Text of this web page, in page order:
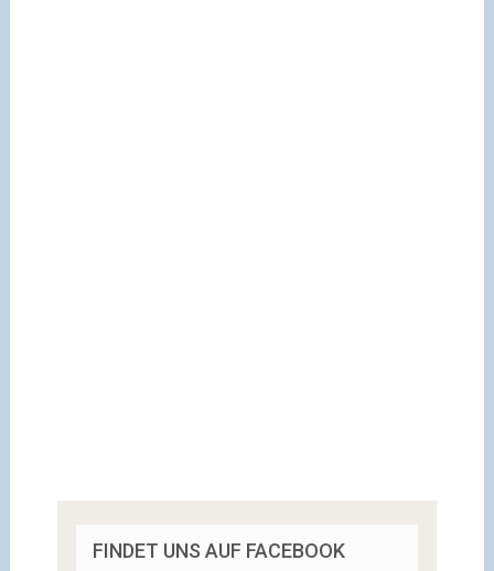
FINDET UNS AUF FACEBOOK